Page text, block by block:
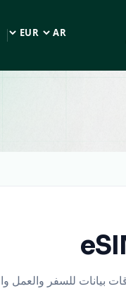
اللغة EUR (€)
بيانات للسفر والعمل